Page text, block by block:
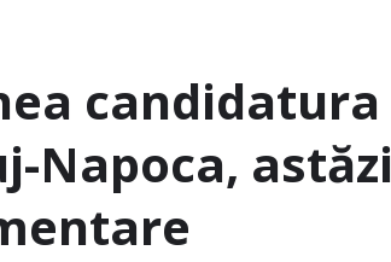
candidatura
Napoca, astăzi